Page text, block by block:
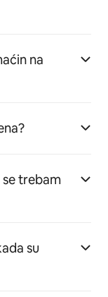
na
se trebam
su